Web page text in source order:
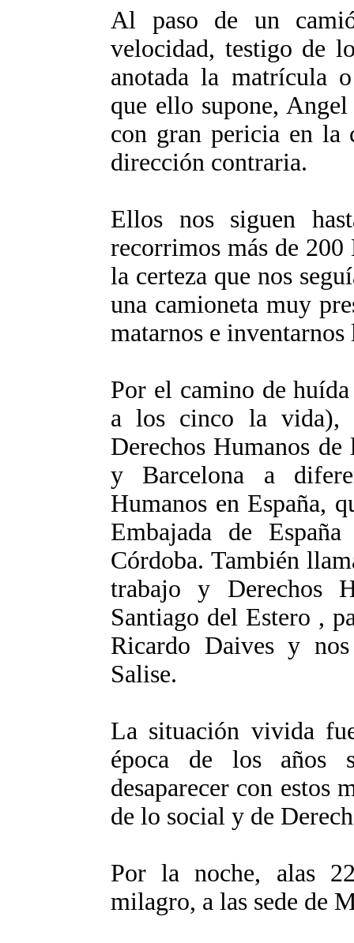
Al paso de un
velocidad, testigo de
anotada la matrícula
que ello supone,
con gran pericia en la
dirección contraria.
Ellos nos siguen
recorrimos más de
la certeza que nos
una camioneta muy
matarnos e inventarnos
Por el camino de
a los cinco la vida),
Derechos Humanos
y Barcelona a
Humanos en España,
Embajada de
Córdoba. También
trabajo y Derechos
Santiago del Estero ,
Ricardo Daives y
Salise.
La situación vivida
época de los años
desaparecer con estos
de lo social y de
Por la noche, alas
milagro, a las sede de